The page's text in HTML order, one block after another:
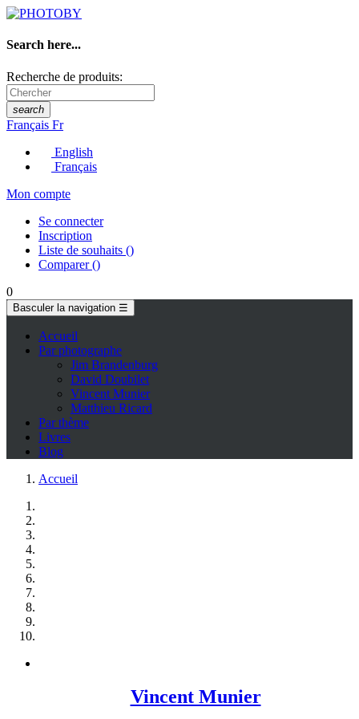
Search here...
Recherche de produits:
search
Français Fr
English
Français
Mon compte
Se connecter
Inscription
Liste de souhaits ()
Comparer()
0
Basculer la navigation ☰
Accueil
Par photographe
Jim Brandenburg
David Doubilet
Vincent Munier
Matthieu Ricard
Par thème
Livres
Blog
Accueil
Vincent Munier